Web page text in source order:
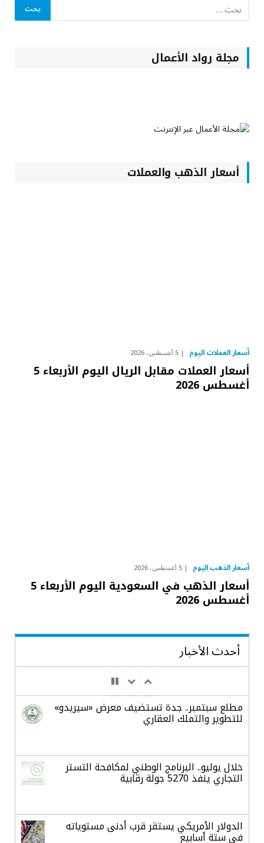
مجلة رواد الأعمال
أسعار الذهب والعملات
أسعار العملات اليوم 5 أغسطس، 2026
أسعار العملات مقابل الريال اليوم الأربعاء 5
أغسطس 2026
أسعار الذهب اليوم 5 أغسطس، 2026
أسعار الذهب في السعودية اليوم الأربعاء 5
أغسطس 2026
أحدث الأخبار
مطلع سبتمبر.. جدة تستضيف معرض «سيريدو»
للتطوير والتملك العقاري
خلال يوليو.. البرنامج الوطني لمكافحة التستر
التجاري ينفذ 5270 جولة رقابية
الدولار الأمريكي يستقر قرب أدنى مستوياته
في ستة أسابيع